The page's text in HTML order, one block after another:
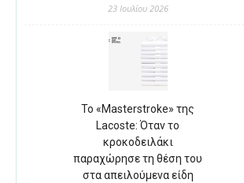
23 Ιουλίου 2026
Το «Masterstroke» της
Lacoste: Όταν το
κροκοδειλάκι
παραχώρησε τη θέση του
στα απειλούμενα είδη